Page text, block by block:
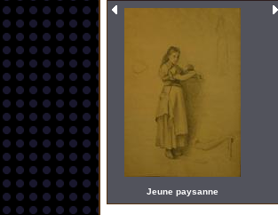
Jeune paysanne